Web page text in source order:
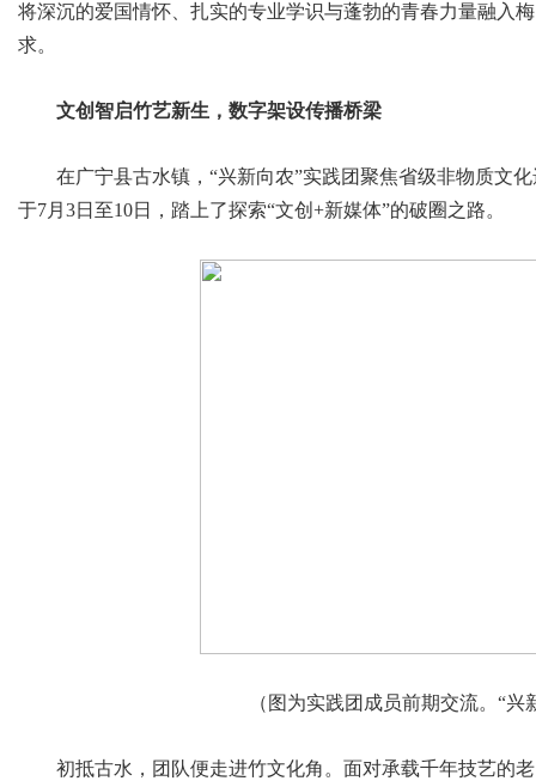
将深沉的爱国情怀、扎实的专业学识与蓬勃的青春力量融入
求。
文创智启竹艺新生，数字架设传播桥梁
在广宁县古水镇，“兴新向农”实践团聚焦省级非物质
于7月3日至10日，踏上了探索“文创+新媒体”的破圈之路。
（图为实践团成员前期交流。“兴
初抵古水，团队便走进竹文化角。面对承载千年技艺的